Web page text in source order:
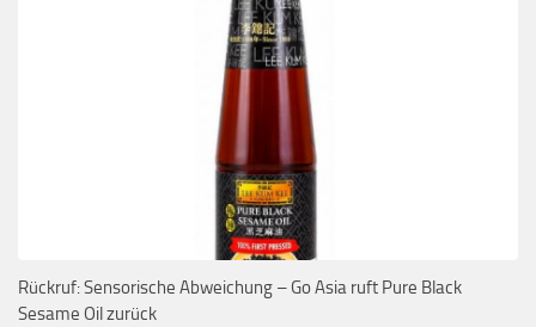
Rückruf: Sensorische Abweichung – Go Asia ruft Pure Black
Sesame Oil zurück